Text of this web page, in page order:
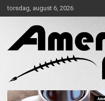
Skip
to
torsdag, august 6, 2026
Amerikansk